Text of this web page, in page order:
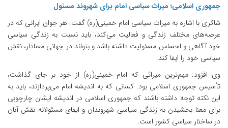
جمهوری اسلامی؛ میراث سیاسی امام برای شهروند مسئول
شاکری با اشاره به میراث سیاسی امام خمینی(ره) گفت: هر جوان ایرانی که در
عرصه‌های مختلف زندگی و فعالیت می‌کند، باید نسبت به زندگی سیاسی
خود آگاهی و احساس مسئولیت داشته باشد و بتواند در جهانی معنادار، نقش
سیاسی خود را ایفا کند.
وی افزود: مهم‌ترین میراثی که امام خمینی(ره) از خود بر جای گذاشت،
تأسیس جمهوری اسلامی بود. کسانی که به اندیشه امام می‌پردازند، باید به
این نکته توجه داشته باشند که جمهوری اسلامی در اندیشه ایشان چارچوبی
برای معنا بخشیدن به زندگی سیاسی شهروندان و ایفای مسئولانه نقش آنان
در ساختار سیاسی کشور است.